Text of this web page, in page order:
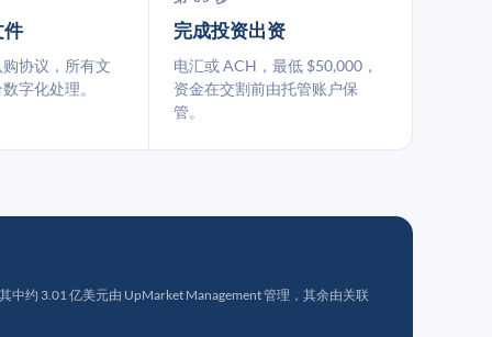
件
协议，所有文
字化处理。
完成投资出资
电汇或 ACH，最低 $50,000，
资金在交割前由托管账户保
管。
约 3.01 亿美元由 UpMarket Management 管理，其余由关联